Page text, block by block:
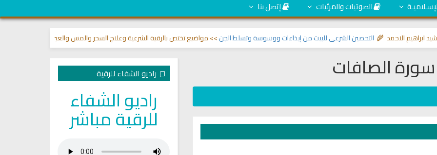
الصوتيات والمرئيات إتصل بنا
التحصين الشرعي للبيت من إيذاءات ووسوسة وتسلط الجن>> مواضيع تختص بالرقية الشرعية وعلاج السحر والمس والعين 🌾 الاحمد 🌾
الصافات راديو الشفاء للرقية
راديو الشفاء
للرقية مباشر